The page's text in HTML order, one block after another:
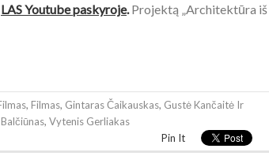
LAS Youtube paskyroje.Projektą „Architektūra iš
, Filmas, Gintaras Čaikauskas, Gustė Kančaitė Ir
, Vytenis Gerliakas
Pin It